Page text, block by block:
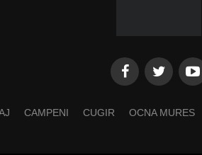
CAMPENI CUGIR OCNA MURES